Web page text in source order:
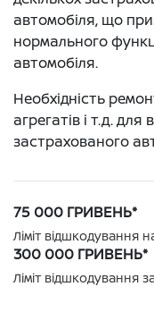
автомобіля, що
нормального
автомобіля.
Необхідність
агрегатів і т.д.
застрахованого
75 000 ГРИВЕНЬ*
Ліміт відшкодування
300 000 ГРИВЕНЬ*
Ліміт відшкодування